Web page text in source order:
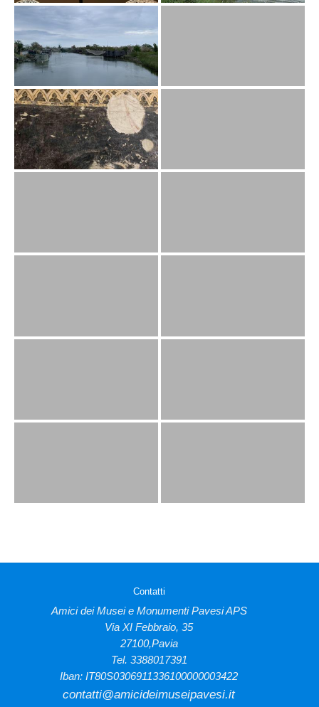
Contatti
Amici dei Musei e Monumenti Pavesi APS
Via XI Febbraio, 35
27100,Pavia
Tel. 3388017391
Iban: IT80S0306911336100000003422
contatti@amicideimuseipavesi.it